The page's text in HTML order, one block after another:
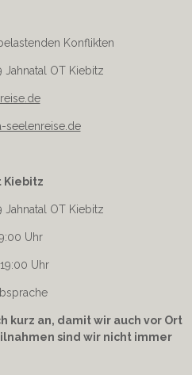
m
Konflikten
Jahnatal OT Kiebitz
seelenreise.de
Kiebitz
Jahnatal OT Kiebitz
Uhr
Uhr
kurz an, damit wir auch vor Ort
sind wir nicht immer